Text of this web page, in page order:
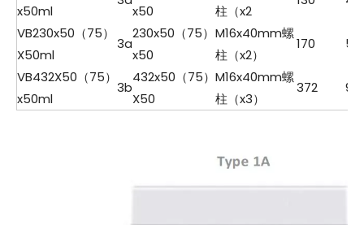
x50ml
x50
柱（x2
VB230x50（75）
X50ml
3a
230x50（75）
x50
M16x40mm螺
柱（x2）
170
5.2
VB432X50（75）
x50ml
3b
432x50（75）
X50
M16x40mm螺
柱（x3）
372 9.6